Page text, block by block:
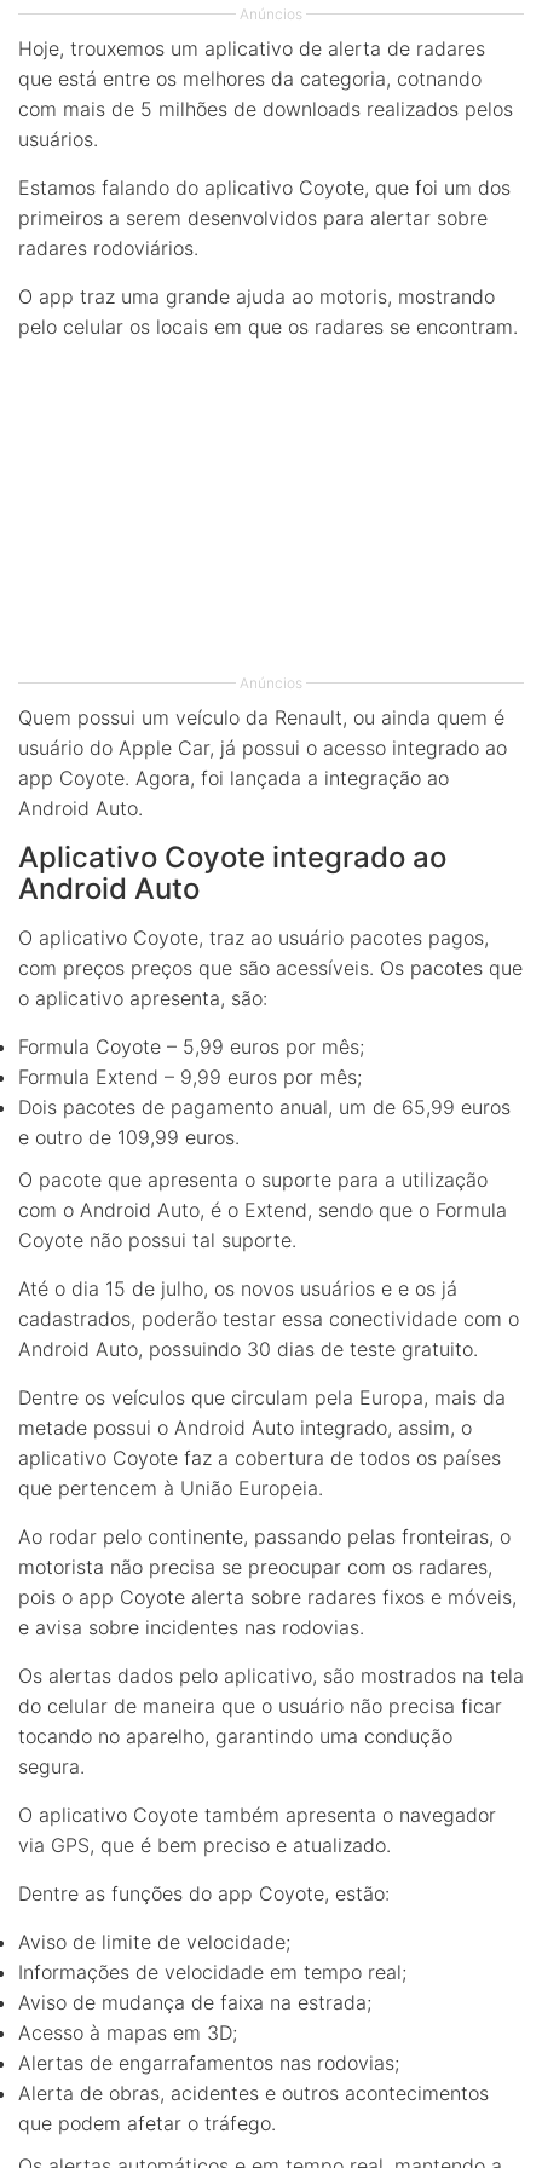
Anúncios
Hoje, trouxemos um aplicativo de alerta de radares
que está entre os melhores da categoria, cotnando
com mais de 5 milhões de downloads realizados pelos
usuários.
Estamos falando do aplicativo Coyote, que foi um dos
primeiros a serem desenvolvidos para alertar sobre
radares rodoviários.
O app traz uma grande ajuda ao motoris, mostrando
pelo celular os locais em que os radares se encontram.
Anúncios
Quem possui um veículo da Renault, ou ainda quem é
usuário do Apple Car, já possui o acesso integrado ao
app Coyote. Agora, foi lançada a integração ao
Android Auto.
Aplicativo Coyote integrado ao
Android Auto
O aplicativo Coyote, traz ao usuário pacotes pagos,
com preços preços que são acessíveis. Os pacotes que
o aplicativo apresenta, são:
Formula Coyote – 5,99 euros por mês;
Formula Extend – 9,99 euros por mês;
Dois pacotes de pagamento anual, um de 65,99 euros
e outro de 109,99 euros.
O pacote que apresenta o suporte para a utilização
com o Android Auto, é o Extend, sendo que o Formula
Coyote não possui tal suporte.
Até o dia 15 de julho, os novos usuários e e os já
cadastrados, poderão testar essa conectividade com o
Android Auto, possuindo 30 dias de teste gratuito.
Dentre os veículos que circulam pela Europa, mais da
metade possui o Android Auto integrado, assim, o
aplicativo Coyote faz a cobertura de todos os países
que pertencem à União Europeia.
Ao rodar pelo continente, passando pelas fronteiras, o
motorista não precisa se preocupar com os radares,
pois o app Coyote alerta sobre radares fixos e móveis,
e avisa sobre incidentes nas rodovias.
Os alertas dados pelo aplicativo, são mostrados na tela
do celular de maneira que o usuário não precisa ficar
tocando no aparelho, garantindo uma condução
segura.
O aplicativo Coyote também apresenta o navegador
via GPS, que é bem preciso e atualizado.
Dentre as funções do app Coyote, estão:
Aviso de limite de velocidade;
Informações de velocidade em tempo real;
Aviso de mudança de faixa na estrada;
Acesso à mapas em 3D;
Alertas de engarrafamentos nas rodovias;
Alerta de obras, acidentes e outros acontecimentos
que podem afetar o tráfego.